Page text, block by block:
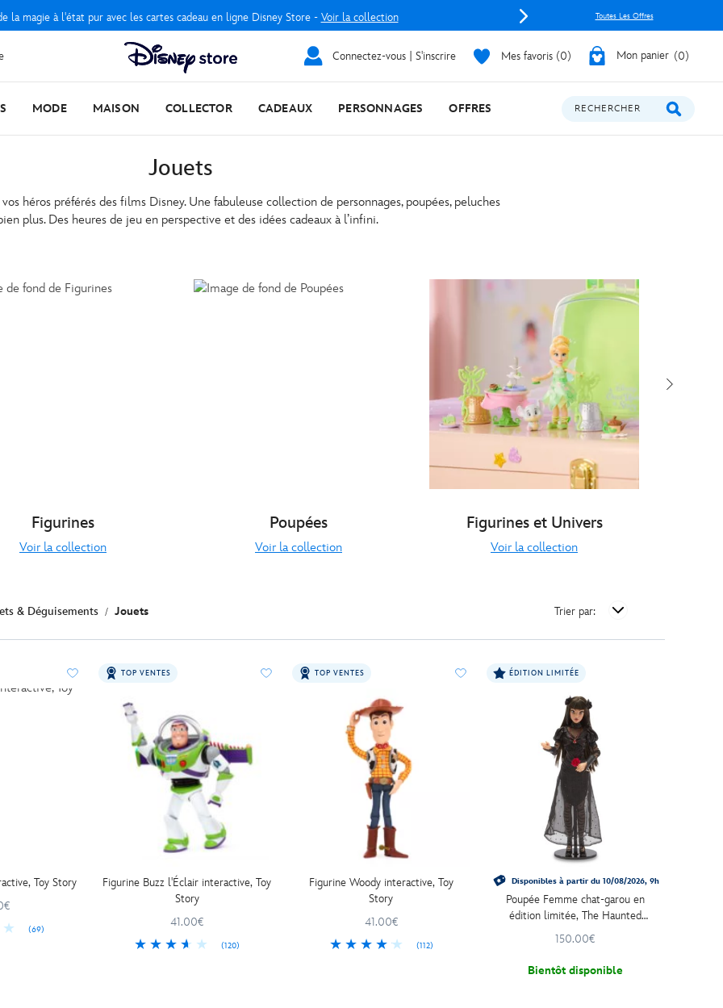
la magie à l'état pur avec les cartes cadeau en ligne Disney Store - Voir la collection Toutes Les Offres
Connectez-vous | S'inscrire Mes favoris 0 Mon panier 0
MODE MAISON COLLECTOR CADEAUX PERSONNAGES OFFRES RECHERCHER
Jouets
héros préférés des films Disney. Une fabuleuse collection de personnages, poupées, peluches
plus. Des heures de jeu en perspective et des idées cadeaux à l’infini.
Figurines
Voir la collection
Poupées
Voir la collection
Figurines et Univers
Voir la collection
& Déguisements Jouets Trier par:
Toy Story
(69)
TOP VENTES
Figurine Buzz l'Éclair interactive, Toy
Story
41.00€
(120)
TOP VENTES
Figurine Woody interactive, Toy
Story
41.00€
(112)
ÉDITION LIMITÉE
Disponibles à partir du 10/08/2026, 9h
Poupée Femme chat-garou en
édition limitée, The Haunted
Mansion, 43 cm
150.00€
Bientôt disponible